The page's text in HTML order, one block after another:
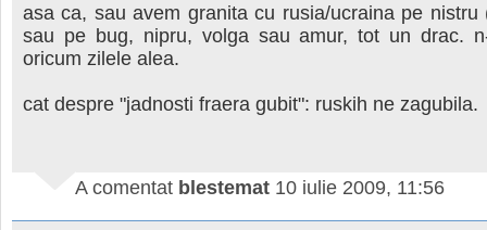
asa ca, sau avem granita cu rusia/ucraina pe nistru
sau pe bug, nipru, volga sau amur, tot un drac.
oricum zilele alea.
cat despre "jadnosti fraera gubit": ruskih ne zagubila.
A comentat blestemat 10 iulie 2009, 11:56